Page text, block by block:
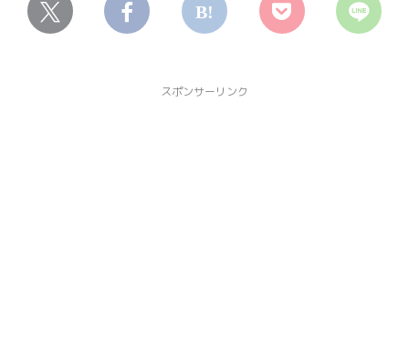
スポンサーリンク